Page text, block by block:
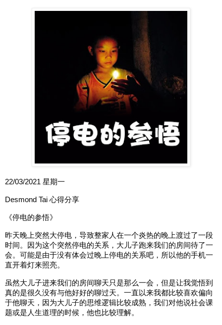
22/03/2021 星期一
Desmond Tai 心得分享
《停电的参悟》
昨天晚上突然大停电，导致整家人在一个炎热的晚上渡过了一段
时间。因为这个突然停电的关系，大儿子跑来我们的房间待了一
会。可能是由于没有体会过晚上停电的关系吧，所以他的手机一
直开着灯来照亮。
虽然大儿子进来我们的房间聊天只是那么一会，但是让我觉悟到
真的是很久没有与他好好的聊过天。一直以来我都比较喜欢偏向
于他聊天，因为大儿子的思维逻辑比较成熟，我们对他说社会课
题或是人生道理的时候，他也比较理解。